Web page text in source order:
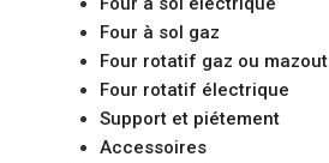
Four à sol gaz
Four rotatif gaz ou mazout
Four rotatif électrique
Support et piétement
Accessoires